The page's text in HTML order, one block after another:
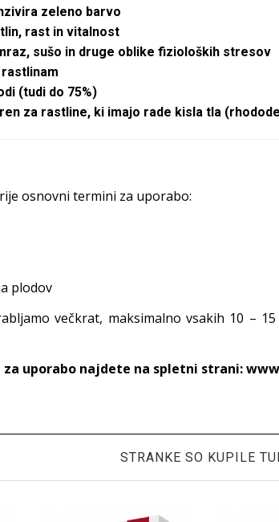
zeleno barvo
rast in vitalnost
sušo in druge oblike fizioloških stresov
(tudi do 75%)
za rastline, ki imajo rade kisla tla
osnovni termini za uporabo:
plodov
večkrat, maksimalno vsakih 10 –
za uporabo najdete na spletni strani:
STRANKE SO KUPILE